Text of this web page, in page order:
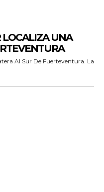
LOCALIZA UNA
Al Sur De Fuerteventura. La